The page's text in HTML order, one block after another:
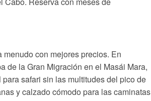
con mejores precios. En
de la Gran Migración en el Masái Mara,
safari sin las multitudes del pico de
y calzado cómodo para las caminatas